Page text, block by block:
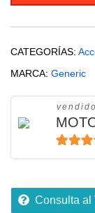
CATEGORÍAS:
MARCA: Generic
5de 5
Consulta al